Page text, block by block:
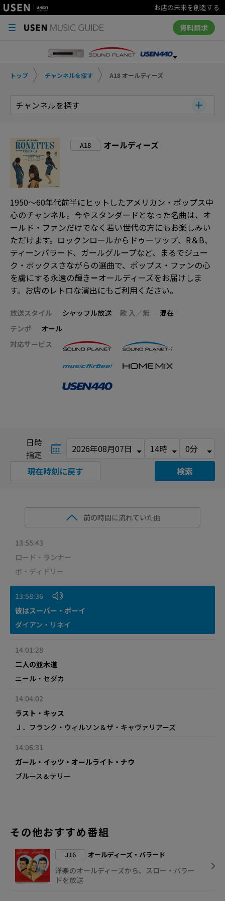
お店の未来を創造する
資料請求
トップ チャンネルを探す A18 オールディーズ
チャンネルを探す
A18 オールディーズ
1950～60年代前半にヒットしたアメリカン・ポップス中
心のチャンネル。今やスタンダードとなった名曲は、オ
ールド・ファンだけでなく若い世代の方にもお楽しみい
ただけます。ロックンロールからドゥーワップ、R＆B、
ティーンバラード、ガールグループなど、まるでジュー
ク・ボックスさながらの選曲で、ポップス・ファンの心
を虜にする永遠の輝き＝オールディーズをお届けしま
す。お店のレトロな演出にもご利用ください。
放送スタイル シャッフル放送 歌 入／無
混在
テンポ
オール
対応サービス
日時
指定
検索
現在時刻に戻す
前の時間に流れていた曲
13:55:43
ロード・ランナー
ボ・ディドリー
13:58:36
彼はスーパー・ボーイ
ダイアン・リネイ
14:01:28
二人の並木道
ニール・セダカ
14:04:02
ラスト・キッス
Ｊ．フランク・ウィルソン＆ザ・キャヴァリアーズ
14:06:31
ガール・イッツ・オールライト・ナウ
ブルース＆テリー
その他おすすめ番組
J16 オールディーズ・バラード
洋楽のオールディーズから、スロー・バラー
ドを放送